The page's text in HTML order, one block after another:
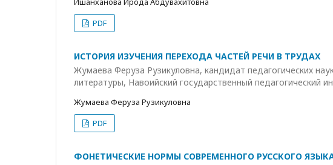
PDF
ИСТОРИЯ ИЗУЧЕНИЯ ПЕРЕХОДА ЧАСТЕЙ РЕЧИ В ТРУДАХ
Жумаева Феруза Рузикуловна, кандидат педагогических
литературы, Навоийский государственный педагогический
Жумаева Феруза Рузикуловна
PDF
ФОНЕТИЧЕСКИЕ НОРМЫ СОВРЕМЕННОГО РУССКОГО